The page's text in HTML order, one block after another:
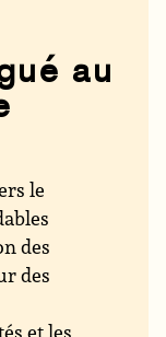
au
le
des
des
et les